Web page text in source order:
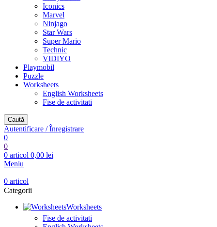
Iconics
Marvel
Ninjago
Star Wars
Super Mario
Technic
VIDIYO
Playmobil
Puzzle
Worksheets
English Worksheets
Fise de activitati
Caută
Autentificare / Înregistrare
0
0
0 articol 0,00 lei
Meniu
0 articol
Categorii
Worksheets
Fise de activitati